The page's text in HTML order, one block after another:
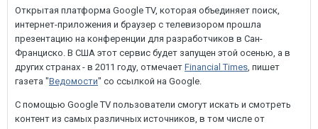
Открытая платформа Google TV, которая объединяет поиск,
интернет-приложения и браузер с телевизором прошла
презентацию на конференции для разработчиков в Сан-
Франциско. В США этот сервис будет запущен этой осенью, а в
других странах - в 2011 году, отмечает Financial Times, пишет
газета "Ведомости" со ссылкой на Google.
С помощью Google TV пользователи смогут искать и смотреть
контент из самых различных источников, в том числе от